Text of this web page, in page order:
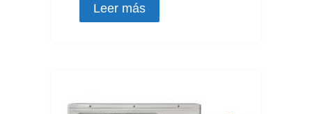
Leer más